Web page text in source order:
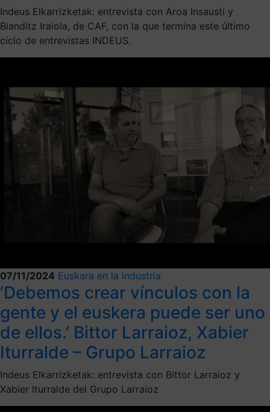
Indeus Elkarrizketak: entrevista con Aroa Insausti y
Bianditz Iraiola, de CAF, con la que termina este último
ciclo de entrevistas INDEUS.
07/11/2024 Euskara en la industria
‘Debemos crear vínculos con la
gente y el euskera puede ser uno
de ellos.’ Bittor Larraioz, Xabier
Iturralde – Grupo Larraioz
Indeus Elkarrizketak: entrevista con Bittor Larraioz y
Xabier Iturralde del Grupo Larraioz